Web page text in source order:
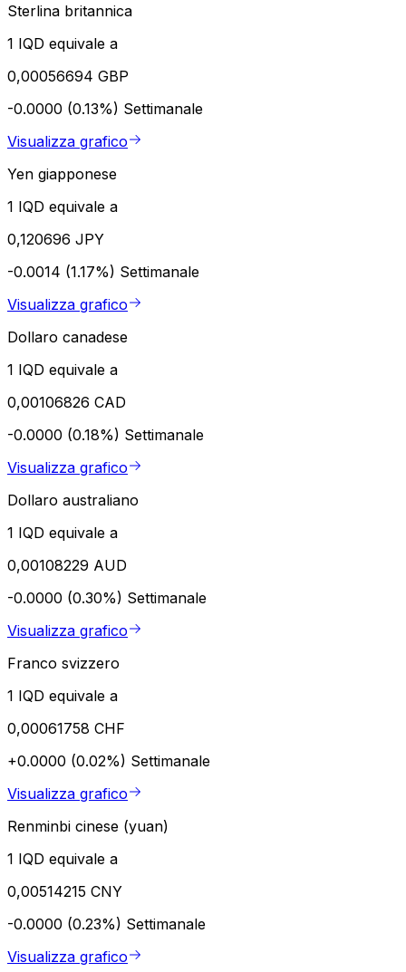
Sterlina britannica
1 IQD equivale a
0,00056694 GBP
-0.0000 (0.13%) Settimanale
Visualizza grafico
Yen giapponese
1 IQD equivale a
0,120696 JPY
-0.0014 (1.17%) Settimanale
Visualizza grafico
Dollaro canadese
1 IQD equivale a
0,00106826 CAD
-0.0000 (0.18%) Settimanale
Visualizza grafico
Dollaro australiano
1 IQD equivale a
0,00108229 AUD
-0.0000 (0.30%) Settimanale
Visualizza grafico
Franco svizzero
1 IQD equivale a
0,00061758 CHF
+0.0000 (0.02%) Settimanale
Visualizza grafico
Renminbi cinese (yuan)
1 IQD equivale a
0,00514215 CNY
-0.0000 (0.23%) Settimanale
Visualizza grafico